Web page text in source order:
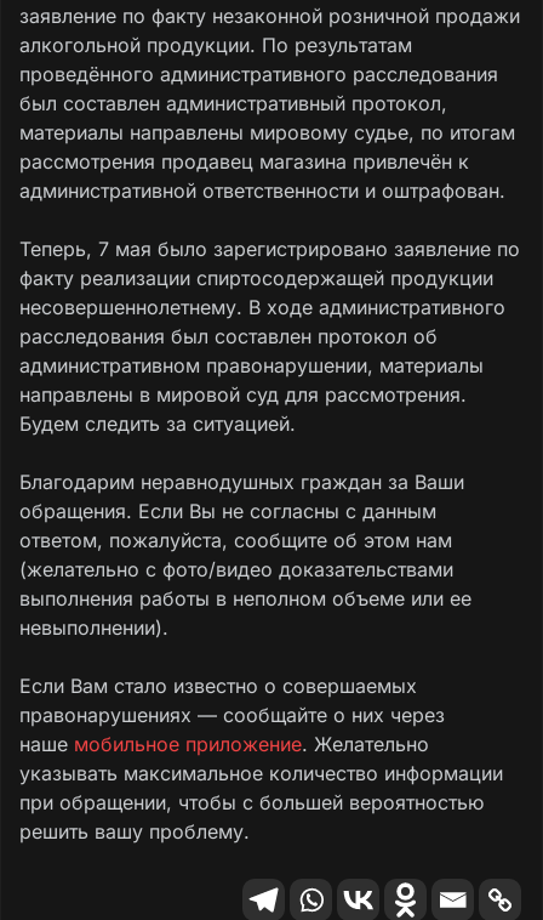
заявление по факту незаконной розничной продажи
алкогольной продукции. По результатам
проведённого административного расследования
был составлен административный протокол,
материалы направлены мировому судье, по итогам
рассмотрения продавец магазина привлечён к
административной ответственности и оштрафован.
Теперь, 7 мая было зарегистрировано заявление по
факту реализации спиртосодержащей продукции
несовершеннолетнему. В ходе административного
расследования был составлен протокол об
административном правонарушении, материалы
направлены в мировой суд для рассмотрения.
Будем следить за ситуацией.
Благодарим неравнодушных граждан за Ваши
обращения. Если Вы не согласны с данным
ответом, пожалуйста, сообщите об этом нам
(желательно с фото/видео доказательствами
выполнения работы в неполном объеме или ее
невыполнении).
Если Вам стало известно о совершаемых
правонарушениях — сообщайте о них через
наше мобильное приложение. Желательно
указывать максимальное количество информации
при обращении, чтобы с большей вероятностью
решить вашу проблему.